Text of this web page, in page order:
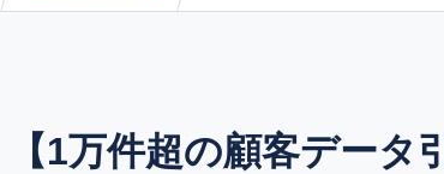
【1万件超の顧客デー